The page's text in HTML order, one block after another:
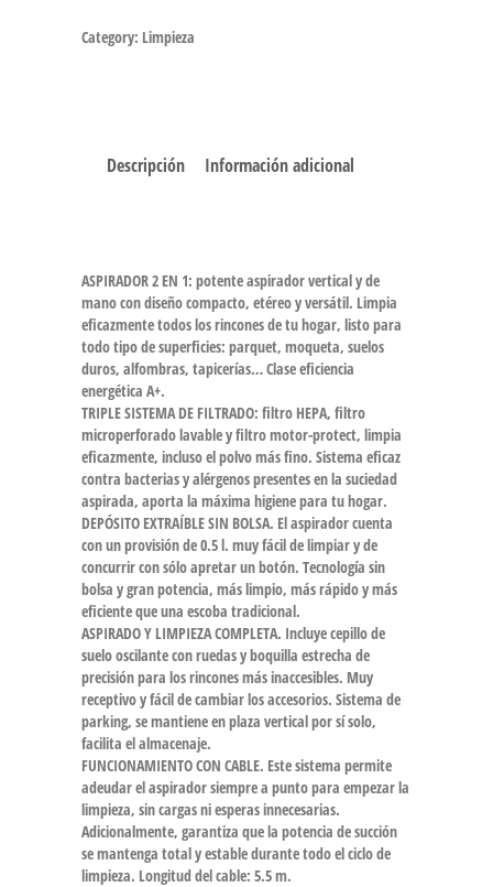
Category: Limpieza
Descripción Información adicional
ASPIRADOR 2 EN 1: potente aspirador vertical y de
mano con diseño compacto, etéreo y versátil. Limpia
eficazmente todos los rincones de tu hogar, listo para
todo tipo de superficies: parquet, moqueta, suelos
duros, alfombras, tapicerías… Clase eficiencia
energética A+.
TRIPLE SISTEMA DE FILTRADO: filtro HEPA, filtro
microperforado lavable y filtro motor-protect, limpia
eficazmente, incluso el polvo más fino. Sistema eficaz
contra bacterias y alérgenos presentes en la suciedad
aspirada, aporta la máxima higiene para tu hogar.
DEPÓSITO EXTRAÍBLE SIN BOLSA. El aspirador cuenta
con un provisión de 0.5 l. muy fácil de limpiar y de
concurrir con sólo apretar un botón. Tecnología sin
bolsa y gran potencia, más limpio, más rápido y más
eficiente que una escoba tradicional.
ASPIRADO Y LIMPIEZA COMPLETA. Incluye cepillo de
suelo oscilante con ruedas y boquilla estrecha de
precisión para los rincones más inaccesibles. Muy
receptivo y fácil de cambiar los accesorios. Sistema de
parking, se mantiene en plaza vertical por sí solo,
facilita el almacenaje.
FUNCIONAMIENTO CON CABLE. Este sistema permite
adeudar el aspirador siempre a punto para empezar la
limpieza, sin cargas ni esperas innecesarias.
Adicionalmente, garantiza que la potencia de succión
se mantenga total y estable durante todo el ciclo de
limpieza. Longitud del cable: 5.5 m.